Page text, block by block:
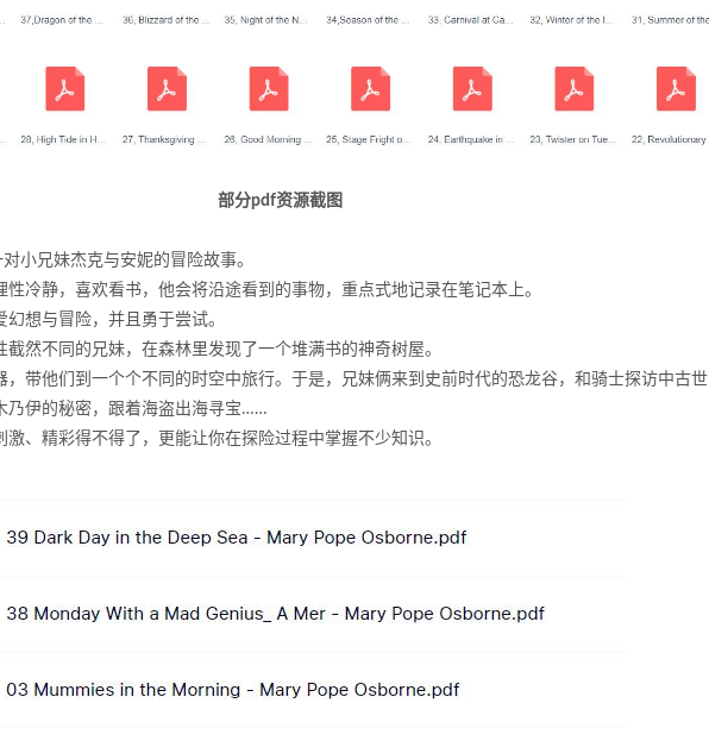
部分pdf资源截图
小兄妹杰克与安妮的冒险故事。
性冷静，喜欢看书，他会将沿途看到的事物，重点式地记录在笔记本上。
想与冒险，并且勇于尝试。
然不同的兄妹，在森林里发现了一个堆满书的神奇树屋。
，带他们到一个个不同的时空中旅行。于是，兄妹俩来到史前时代的恐龙谷，和骑士探访中古世
乃伊的秘密，跟着海盗出海寻宝……
、精彩得不得了，更能让你在探险过程中掌握不少知识。